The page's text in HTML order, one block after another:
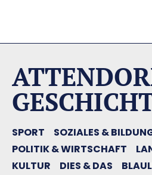
SPORT
SOZIALES &
POLITIK & WIRTSCHAFT
KULTUR
DIES & DAS